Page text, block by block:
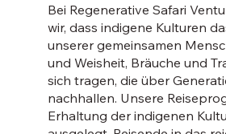
Bei Regenerative Safari
wir, dass indigene Kulturen
unserer gemeinsamen
und Weisheit, Bräuche und
sich tragen, die über
nachhallen. Unsere
Erhaltung der indigenen